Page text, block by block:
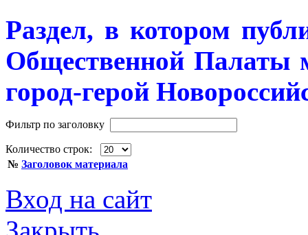
Раздел, в котором
Общественной Палаты
город-герой
Фильтр по заголовку
Количество строк:
№ Заголовок материала
Вход на сайт